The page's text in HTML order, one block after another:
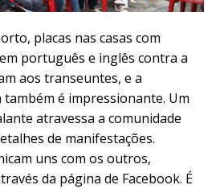
placas nas casas com
português e inglês contra a
aos transeuntes, e a
é impressionante. Um
atravessa a comunidade
de manifestações.
uns com os outros,
da página de Facebook. É